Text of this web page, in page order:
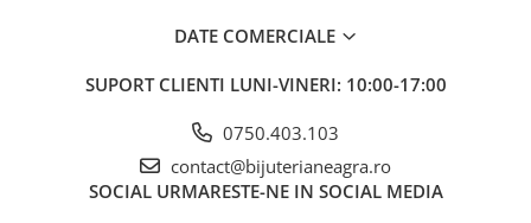
DATE COMERCIALE
SUPORT CLIENTI LUNI-VINERI: 10:00-17:00
0750.403.103
contact@bijuterianeagra.ro
SOCIAL URMARESTE-NE IN SOCIAL MEDIA